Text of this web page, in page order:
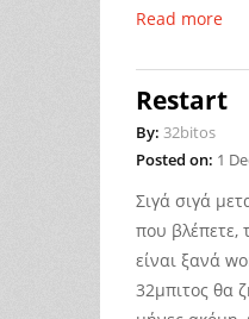
Read more
Restart
By: 32bitos
Posted on: 1
Σιγά σιγά
που βλέπετε,
είναι ξανά
32μπιτος θα